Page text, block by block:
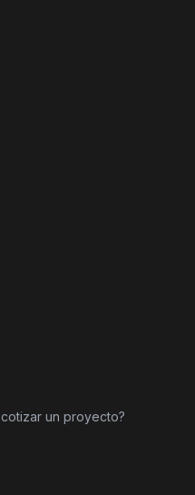
un proyecto?